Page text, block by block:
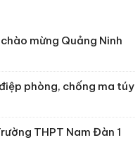
mừng Quảng Ninh
phòng, chống ma túy
THPT Nam Đàn 1